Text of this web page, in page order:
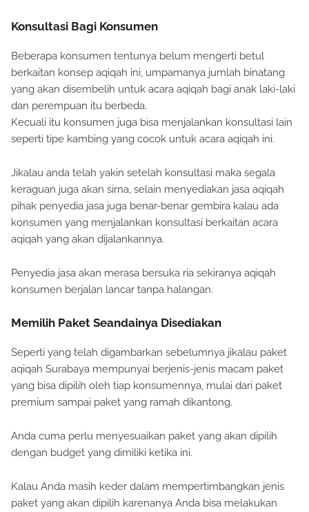
Konsultasi Bagi Konsumen
Beberapa konsumen tentunya belum mengerti betul
berkaitan konsep aqiqah ini, umpamanya jumlah binatang
yang akan disembelih untuk acara aqiqah bagi anak laki-laki
dan perempuan itu berbeda.
Kecuali itu konsumen juga bisa menjalankan konsultasi lain
seperti tipe kambing yang cocok untuk acara aqiqah ini.
Jikalau anda telah yakin setelah konsultasi maka segala
keraguan juga akan sirna, selain menyediakan jasa aqiqah
pihak penyedia jasa juga benar-benar gembira kalau ada
konsumen yang menjalankan konsultasi berkaitan acara
aqiqah yang akan dijalankannya.
Penyedia jasa akan merasa bersuka ria sekiranya aqiqah
konsumen berjalan lancar tanpa halangan.
Memilih Paket Seandainya Disediakan
Seperti yang telah digambarkan sebelumnya jikalau paket
aqiqah Surabaya mempunyai berjenis-jenis macam paket
yang bisa dipilih oleh tiap konsumennya, mulai dari paket
premium sampai paket yang ramah dikantong.
Anda cuma perlu menyesuaikan paket yang akan dipilih
dengan budget yang dimiliki ketika ini.
Kalau Anda masih keder dalam mempertimbangkan jenis
paket yang akan dipilih karenanya Anda bisa melakukan